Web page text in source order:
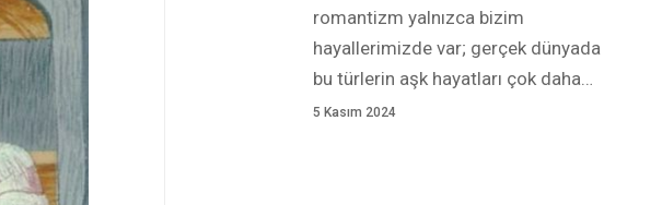
romantizm yalnızca bizim
hayallerimizde var; gerçek dünyada
bu türlerin aşk hayatları çok daha…
5 Kasım 2024